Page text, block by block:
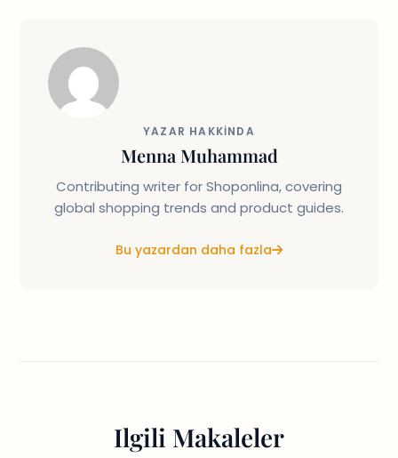
YAZAR HAKKINDA
Menna Muhammad
Contributing writer for Shoponlina, covering
global shopping trends and product guides.
Bu yazardan daha fazla
Ilgili Makaleler